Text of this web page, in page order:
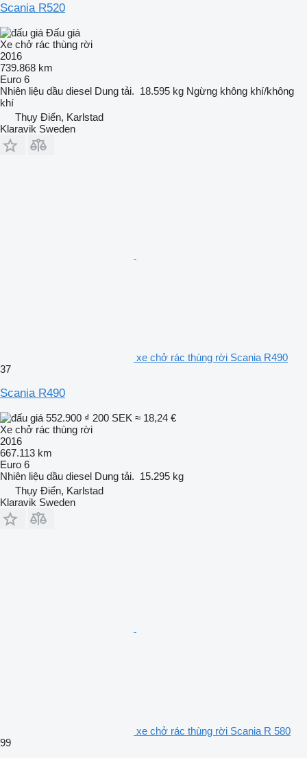
Scania R520
Đấu giá
Xe chở rác thùng rời
2016
739.868 km
Euro 6
Nhiên liệu dầu diesel Dung tải. 18.595 kg Ngừng không khí/không
khí
Thụy Điển, Karlstad
Klaravik Sweden
xe chở rác thùng rời Scania R490
37
Scania R490
552.900 ₫ 200 SEK ≈ 18,24 €
Xe chở rác thùng rời
2016
667.113 km
Euro 6
Nhiên liệu dầu diesel Dung tải. 15.295 kg
Thụy Điển, Karlstad
Klaravik Sweden
xe chở rác thùng rời Scania R 580
99